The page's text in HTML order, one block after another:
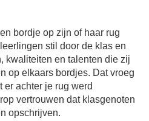
bordje op zijn of haar rug
stil door de klas en
kwaliteiten en talenten die zij
op elkaars bordjes. Dat vroeg
er achter je rug werd
vertrouwen dat klasgenoten
opschrijven.